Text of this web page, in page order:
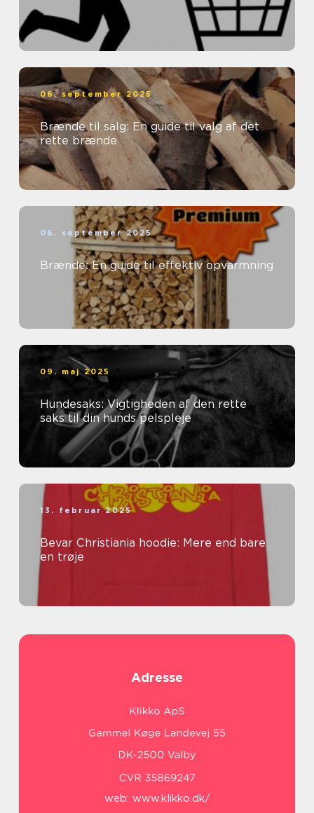
06. september 2025
Brænde til salg: En guide til valg af det
rette brænde
06. september 2025
Brænde: En guide til effektiv opvarmning
09. maj 2025
Hundesaks: Vigtigheden af den rette
saks til din hunds pelspleje
13. februar 2025
Bevar Christiania hoodie: Mere end bare
en trøje
Adresse
web: www.klikko.dk/